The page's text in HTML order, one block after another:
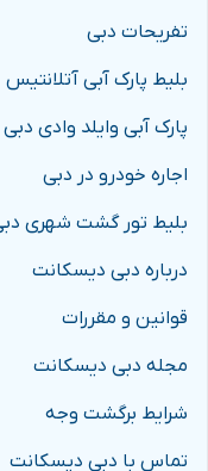
تفریحات دبی
بلیط پارک آبی آتلانتیس
پارک آبی وایلد وادی دبی
اجاره خودرو در دبی
بلیط تور گشت شهری
درباره دبی دیسکانت
قوانین و مقررات
مجله دبی دیسکانت
شرایط برگشت وجه
تماس با دبی دیسکانت